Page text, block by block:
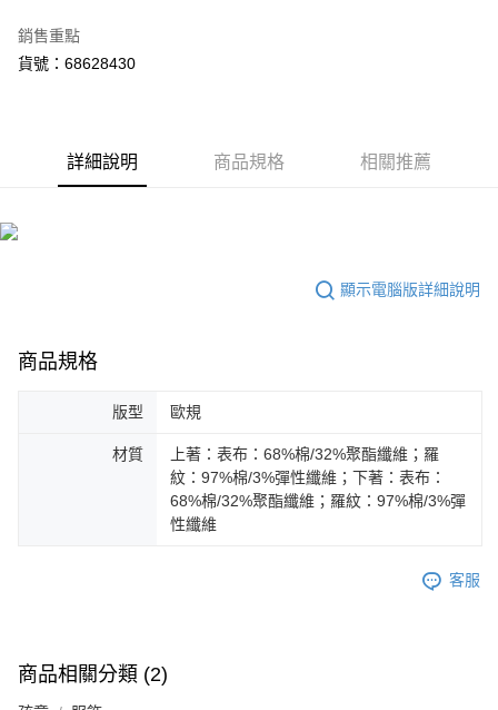
悠遊付
Google Pay
運送方式
每筆NT$150，滿NT$1,800(含以上)免運費
宅配貨到付款(離島恕不配送)
銷售重點
貨號：68628430
詳細說明 商品規格 相關推薦
顯示電腦版詳細說明
商品規格
版型 歐規
材質
上著：表布：68%棉/32%聚酯纖維；羅
紋：97%棉/3%彈性纖維；下著：表布：
68%棉/32%聚酯纖維；羅紋：97%棉/3%彈
性纖維
客服
商品相關分類 (2)